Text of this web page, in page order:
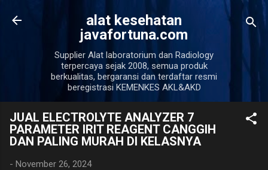
Langsung ke konten utama
alat kesehatan
javafortuna.com
Supplier Alat laboratorium dan Radiology
terpercaya sejak 2008, semua produk
berkualitas, bergaransi dan terdaftar resmi
beregistrasi KEMENKES AKL&AKD
JUAL ELECTROLYTE ANALYZER 7
PARAMETER IRIT REAGENT CANGGIH
DAN PALING MURAH DI KELASNYA
- November 26, 2024